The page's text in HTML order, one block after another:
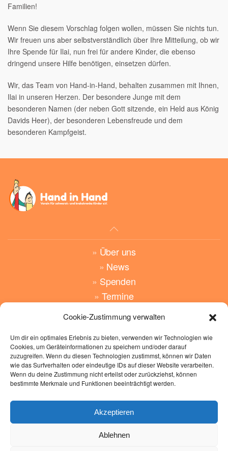
Cookie-Zustimmung verwalten
Um dir ein optimales Erlebnis zu bieten, verwenden wir Technologien wie
Cookies, um Geräteinformationen zu speichern und/oder darauf
zuzugreifen. Wenn du diesen Technologien zustimmst, können wir Daten
wie das Surfverhalten oder eindeutige IDs auf dieser Website verarbeiten.
Wenn du deine Zustimmung nicht erteilst oder zurückziehst, können
bestimmte Merkmale und Funktionen beeinträchtigt werden.
Akzeptieren
Ablehnen
Familien!
Wenn Sie diesem Vorschlag folgen wollen, müssen Sie nichts tun.
Wir freuen uns aber selbstverständlich über Ihre Mitteilung, ob wir
Ihre Spende für Ilai, nun frei für andere Kinder, die ebenso
dringend unsere Hilfe benötigen, einsetzen dürfen.
Wir, das Team von Hand-in-Hand, behalten zusammen mit Ihnen,
Ilai in unseren Herzen. Der besondere Junge mit dem
besonderen Namen (der neben Gott sitzende, ein Held aus König
Davids Heer), der besonderen Lebensfreude und dem
besonderen Kampfgeist.
» Über uns
» News
» Spenden
» Termine
»Angebote
»Wünsche
»Kontakt
»Impressum
»Datenschutz
Hand-in-Hand
Glauberger Str. 9